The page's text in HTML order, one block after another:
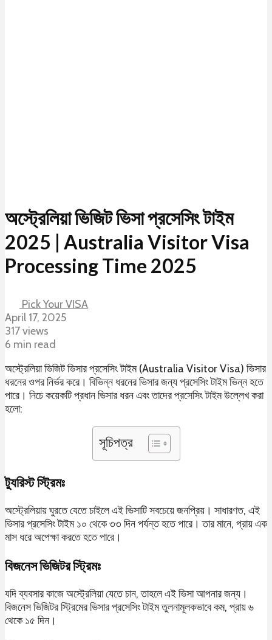
অস্ট্রেলিয়া ভিজিট ভিসা প্রসেসিং টাইম
2025 | Australia Visitor Visa
Processing Time 2025
Pick Your VISA
April 17, 2025
317 views
6 min read
অস্ট্রেলিয়া ভিজিট ভিসার প্রসেসিং টাইম (Australia Visitor Visa) ভিসার
ধরনের ওপর নির্ভর করে। বিভিন্ন ধরনের ভিসার জন্য প্রসেসিং টাইম ভিন্ন হতে
পারে। নিচে কয়েকটি প্রধান ভিসার ধরন এবং তাদের প্রসেসিং টাইম উল্লেখ করা
হলো:
সূচিপত্র
ট্যুরিস্ট স্ট্রিমঃ
অস্ট্রেলিয়ায় ঘুরতে যেতে চাইলে এই ভিসাটি সবচেয়ে জনপ্রিয়। সাধারণত, এই
ভিসার প্রসেসিং টাইম ১০ থেকে ৩৩ দিন পর্যন্ত হতে পারে। তার মানে, প্রায় এক
মাস ধরে অপেক্ষা করতে হতে পারে।
বিজনেস ভিজিটর স্ট্রিমঃ
যদি ব্যবসার কাজে অস্ট্রেলিয়া যেতে চান, তাহলে এই ভিসা আপনার জন্য।
বিজনেস ভিজিটর স্ট্রিমের ভিসার প্রসেসিং টাইম তুলনামূলকভাবে কম, প্রায় ৬
থেকে ১৫ দিন।